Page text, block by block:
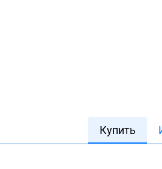
Купить